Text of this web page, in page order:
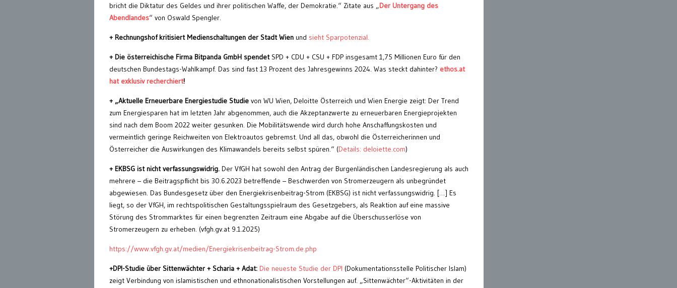
bricht die Diktatur des Geldes und ihrer politischen Waffe, der Demokratie.“ Zitate aus „Der Untergang des
Abendlandes“ von Oswald Spengler.
+ Rechnungshof kritisiert Medienschaltungen der Stadt Wien und sieht Sparpotenzial.
+ Die österreichische Firma Bitpanda GmbH spendetSPD + CDU + CSU + FDP insgesamt 1,75 Millionen Euro für den
deutschen Bundestags-Wahlkampf. Das sind fast 13 Prozent des Jahresgewinns 2024. Was steckt dahinter? ethos.at
hat exklusiv recherchiert!
+ „Aktuelle Erneuerbare Energiestudie Studie von WU Wien, Deloitte Österreich und Wien Energie zeigt: Der Trend
zum Energiesparen hat im letzten Jahr abgenommen, auch die Akzeptanzwerte zu erneuerbaren Energieprojekten
sind nach dem Boom 2022 weiter gesunken. Die Mobilitätswende wird durch hohe Anschaffungskosten und
vermeintlich geringe Reichweiten von Elektroautos gebremst. Und all das, obwohl die Österreicherinnen und
Österreicher die Auswirkungen des Klimawandels bereits selbst spüren.“ (Details: deloiette.com)
+ EKBSG ist nicht verfassungswidrig. Der VfGH hat sowohl den Antrag der Burgenländischen Landesregierung als auch
mehrere – die Beitragspflicht bis 30.6.2023 betreffende – Beschwerden von Stromerzeugern als unbegründet
abgewiesen. Das Bundesgesetz über den Energiekrisenbeitrag-Strom (EKBSG) ist nicht verfassungswidrig. […] Es
liegt, so der VfGH, im rechtspolitischen Gestaltungsspielraum des Gesetzgebers, als Reaktion auf eine massive
Störung des Strommarktes für einen begrenzten Zeitraum eine Abgabe auf die Überschusserlöse von
Stromerzeugern zu erheben. (vfgh.gv.at 9.1.2025)
https://www.vfgh.gv.at/medien/Energiekrisenbeitrag-Strom.de.php
+DPI-Studie über Sittenwächter + Scharia + Adat: Die neueste Studie der DPI (Dokumentationsstelle Politischer Islam)
zeigt Verbindung von islamistischen und ethnonationalistischen Vorstellungen auf. „Sittenwächter“-Aktivitäten in der